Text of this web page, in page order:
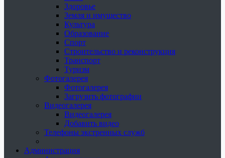
Здоровье
Земля и имущество
Культура
Образование
Спорт
Строительство и реконструкция
Транспорт
Туризм
Фотогалерея
Фотогалерея
Загрузить фотографии
Видеогалерея
Видеогалерея
Добавить видео
Телефоны экстренных служб
Администрация